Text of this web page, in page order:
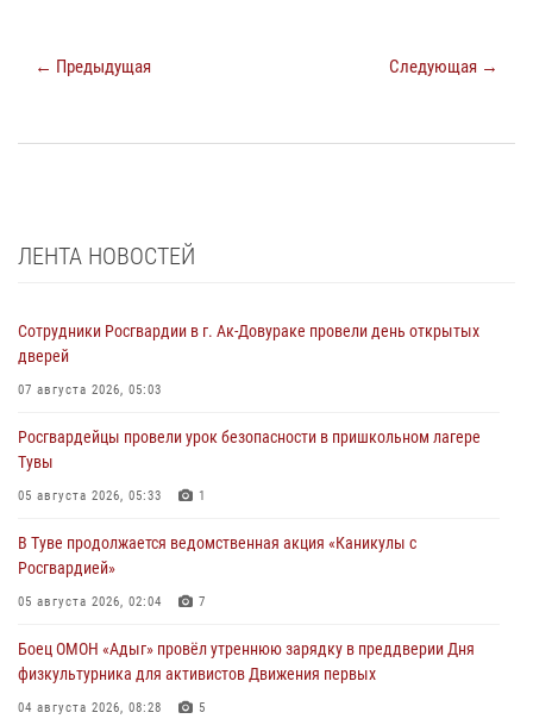
← Предыдущая Следующая →
ЛЕНТА НОВОСТЕЙ
Сотрудники Росгвардии в г. Ак-Довураке провели день открытых
дверей
07 августа 2026, 05:03
Росгвардейцы провели урок безопасности в пришкольном лагере
Тувы
05 августа 2026, 05:33 1
В Туве продолжается ведомственная акция «Каникулы с
Росгвардией»
05 августа 2026, 02:04 7
Боец ОМОН «Адыг» провёл утреннюю зарядку в преддверии Дня
физкультурника для активистов Движения первых
04 августа 2026, 08:28 5